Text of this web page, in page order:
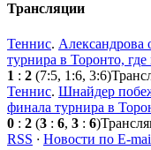
Трансляции
Теннис. Александрова
турнира в Торонто,
1 : 2 (7:5, 1:6, 3:6)
Теннис. Шнайдер
финала турнира в
0 : 2 (3 : 6, 3 : 6)
RSS · Новости по E-